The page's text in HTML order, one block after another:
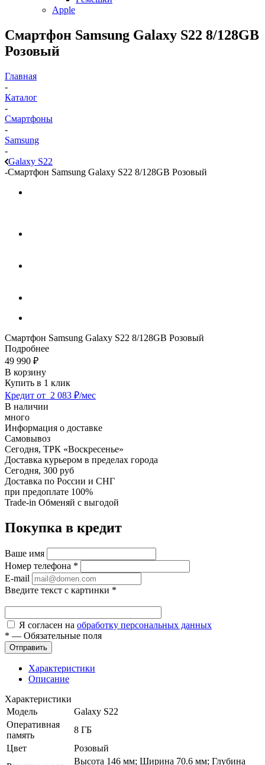
Apple
Смартфон Samsung Galaxy S22 8/128GB
Розовый
Главная
-
Каталог
-
Смартфоны
-
Samsung
-
Galaxy S22
-Смартфон Samsung Galaxy S22 8/128GB Розовый
Смартфон Samsung Galaxy S22 8/128GB Розовый
Подробнее
49 990 ₽
В корзину
Купить в 1 клик
Кредит от 2 083 ₽/мес
В наличии
много
Информация о доставке
Самовывоз
Сегодня, ТРК «Воскресенье»
Доставка курьером в пределах города
Сегодня, 300 руб
Доставка по России и СНГ
при предоплате 100%
Trade-in Обменяй с выгодой
Покупка в кредит
Ваше имя
Номер телефона *
E-mail
Введите текст с картинки *
Я согласен на обработку персональных данных
* — Обязательные поля
Характеристики
Описание
Характеристики
Модель
Galaxy S22
Оперативная
память
8 ГБ
Цвет
Розовый
Высота 146 мм; Ширина 70.6 мм; Глубина